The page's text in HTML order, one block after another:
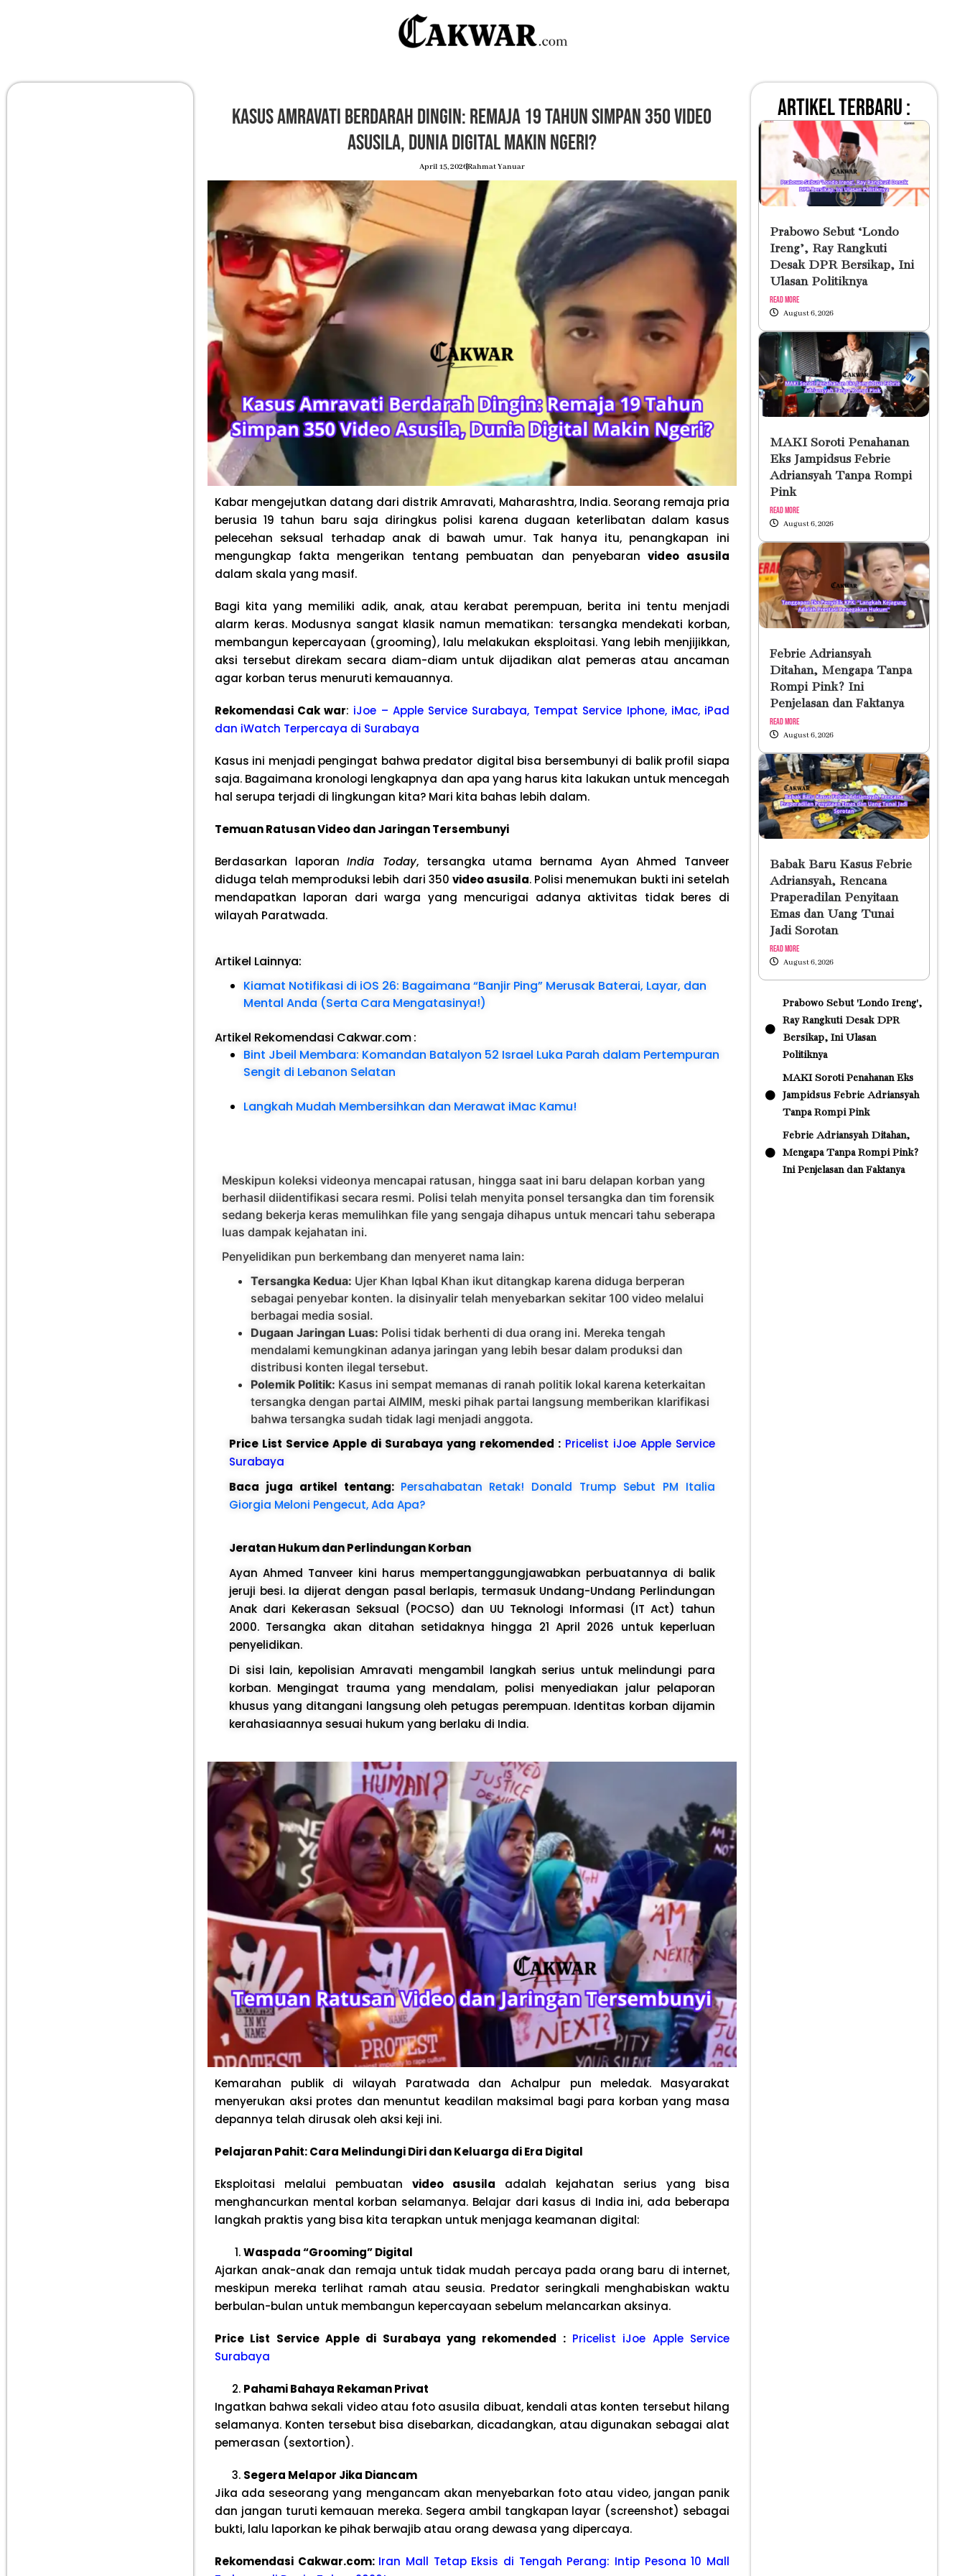
Kasus Amravati Berdarah Dingin: Remaja 19 Tahun Simpan 350 Video
Asusila, Dunia Digital Makin Ngeri?
April 15, 2026Rahmat Yanuar
Kabar mengejutkan datang dari distrik Amravati, Maharashtra, India. Seorang remaja pria
berusia 19 tahun baru saja diringkus polisi karena dugaan keterlibatan dalam kasus
pelecehan seksual terhadap anak di bawah umur. Tak hanya itu, penangkapan ini
mengungkap fakta mengerikan tentang pembuatan dan penyebaranvideo asusila
dalam skala yang masif.
Bagi kita yang memiliki adik, anak, atau kerabat perempuan, berita ini tentu menjadi
alarm keras. Modusnya sangat klasik namun mematikan: tersangka mendekati korban,
membangun kepercayaan (grooming), lalu melakukan eksploitasi. Yang lebih menjijikkan,
aksi tersebut direkam secara diam-diam untuk dijadikan alat pemeras atau ancaman
agar korban terus menuruti kemauannya.
Rekomendasi Cak war: iJoe – Apple Service Surabaya, Tempat Service Iphone, iMac, iPad
dan iWatch Terpercaya di Surabaya
Kasus ini menjadi pengingat bahwa predator digital bisa bersembunyi di balik profil siapa
saja. Bagaimana kronologi lengkapnya dan apa yang harus kita lakukan untuk mencegah
hal serupa terjadi di lingkungan kita? Mari kita bahas lebih dalam.
Temuan Ratusan Video dan Jaringan Tersembunyi
Berdasarkan laporanIndia Today, tersangka utama bernama Ayan Ahmed Tanveer
diduga telah memproduksi lebih dari 350 video asusila. Polisi menemukan bukti ini setelah
mendapatkan laporan dari warga yang mencurigai adanya aktivitas tidak beres di
wilayah Paratwada.
Artikel Lainnya:
Kiamat Notifikasi di iOS 26: Bagaimana “Banjir Ping” Merusak Baterai, Layar, dan
Mental Anda (Serta Cara Mengatasinya!)
Artikel Rekomendasi Cakwar.com:
Bint Jbeil Membara: Komandan Batalyon 52 Israel Luka Parah dalam Pertempuran
Sengit di Lebanon Selatan
Langkah Mudah Membersihkan dan Merawat iMac Kamu!
Meskipun koleksi videonya mencapai ratusan, hingga saat ini baru delapan korban yang
berhasil diidentifikasi secara resmi. Polisi telah menyita ponsel tersangka dan tim forensik
sedang bekerja keras memulihkan file yang sengaja dihapus untuk mencari tahu seberapa
luas dampak kejahatan ini.
Penyelidikan pun berkembang dan menyeret nama lain:
Tersangka Kedua: Ujer Khan Iqbal Khan ikut ditangkap karena diduga berperan
sebagai penyebar konten. Ia disinyalir telah menyebarkan sekitar 100 video melalui
berbagai media sosial.
Dugaan Jaringan Luas: Polisi tidak berhenti di dua orang ini. Mereka tengah
mendalami kemungkinan adanya jaringan yang lebih besar dalam produksi dan
distribusi konten ilegal tersebut.
Polemik Politik: Kasus ini sempat memanas di ranah politik lokal karena keterkaitan
tersangka dengan partai AIMIM, meski pihak partai langsung memberikan klarifikasi
bahwa tersangka sudah tidak lagi menjadi anggota.
Price List Service Apple di Surabaya yang rekomended : Pricelist iJoe Apple Service
Surabaya
Baca juga artikel tentang: Persahabatan Retak! Donald Trump Sebut PM Italia
Giorgia Meloni Pengecut, Ada Apa?
Jeratan Hukum dan Perlindungan Korban
Ayan Ahmed Tanveer kini harus mempertanggungjawabkan perbuatannya di balik
jeruji besi. Ia dijerat dengan pasal berlapis, termasuk Undang-Undang Perlindungan
Anak dari Kekerasan Seksual (POCSO) dan UU Teknologi Informasi (IT Act) tahun
2000. Tersangka akan ditahan setidaknya hingga 21 April 2026 untuk keperluan
penyelidikan.
Di sisi lain, kepolisian Amravati mengambil langkah serius untuk melindungi para
korban. Mengingat trauma yang mendalam, polisi menyediakan jalur pelaporan
khusus yang ditangani langsung oleh petugas perempuan. Identitas korban dijamin
kerahasiaannya sesuai hukum yang berlaku di India.
Kemarahan publik di wilayah Paratwada dan Achalpur pun meledak. Masyarakat
menyerukan aksi protes dan menuntut keadilan maksimal bagi para korban yang masa
depannya telah dirusak oleh aksi keji ini.
Pelajaran Pahit: Cara Melindungi Diri dan Keluarga di Era Digital
Eksploitasi melalui pembuatan video asusila adalah kejahatan serius yang bisa
menghancurkan mental korban selamanya. Belajar dari kasus di India ini, ada beberapa
langkah praktis yang bisa kita terapkan untuk menjaga keamanan digital:
Waspada “Grooming” Digital
Ajarkan anak-anak dan remaja untuk tidak mudah percaya pada orang baru di internet,
meskipun mereka terlihat ramah atau seusia. Predator seringkali menghabiskan waktu
berbulan-bulan untuk membangun kepercayaan sebelum melancarkan aksinya.
Price List Service Apple di Surabaya yang rekomended : Pricelist iJoe Apple Service
Surabaya
Pahami Bahaya Rekaman Privat
Ingatkan bahwa sekali video atau foto asusila dibuat, kendali atas konten tersebut hilang
selamanya. Konten tersebut bisa disebarkan, dicadangkan, atau digunakan sebagai alat
pemerasan (sextortion).
Segera Melapor Jika Diancam
Jika ada seseorang yang mengancam akan menyebarkan foto atau video, jangan panik
dan jangan turuti kemauan mereka. Segera ambil tangkapan layar (screenshot) sebagai
bukti, lalu laporkan ke pihak berwajib atau orang dewasa yang dipercaya.
Rekomendasi Cakwar.com: Iran Mall Tetap Eksis di Tengah Perang: Intip Pesona 10 Mall
artikel terbaru :
Prabowo Sebut ‘Londo
Ireng’, Ray Rangkuti
Desak DPR Bersikap, Ini
Ulasan Politiknya
Read More
August 6, 2026
MAKI Soroti Penahanan
Eks Jampidsus Febrie
Adriansyah Tanpa Rompi
Pink
Read More
August 6, 2026
Febrie Adriansyah
Ditahan, Mengapa Tanpa
Rompi Pink? Ini
Penjelasan dan Faktanya
Read More
August 6, 2026
Babak Baru Kasus Febrie
Adriansyah, Rencana
Praperadilan Penyitaan
Emas dan Uang Tunai
Jadi Sorotan
Read More
August 6, 2026
Prabowo Sebut 'Londo Ireng',
Ray Rangkuti Desak DPR
Bersikap, Ini Ulasan
Politiknya
MAKI Soroti Penahanan Eks
Jampidsus Febrie Adriansyah
Tanpa Rompi Pink
Febrie Adriansyah Ditahan,
Mengapa Tanpa Rompi Pink?
Ini Penjelasan dan Faktanya